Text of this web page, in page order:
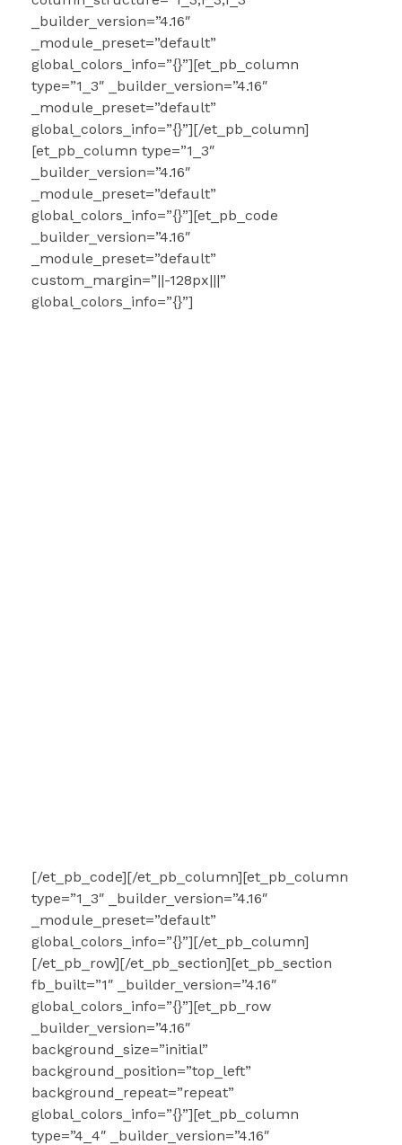
_builder_version=”4.16″
_module_preset=”default”
global_colors_info=”{}”][et_pb_column
type=”1_3″ _builder_version=”4.16″
_module_preset=”default”
global_colors_info=”{}”][/et_pb_column]
[et_pb_column type=”1_3″
_builder_version=”4.16″
_module_preset=”default”
global_colors_info=”{}”][et_pb_code
_builder_version=”4.16″
_module_preset=”default”
custom_margin=”||-128px|||”
global_colors_info=”{}”]
[/et_pb_code][/et_pb_column][et_pb_column
type=”1_3″ _builder_version=”4.16″
_module_preset=”default”
global_colors_info=”{}”][/et_pb_column]
[/et_pb_row][/et_pb_section][et_pb_section
fb_built=”1″ _builder_version=”4.16″
global_colors_info=”{}”][et_pb_row
_builder_version=”4.16″
background_size=”initial”
background_position=”top_left”
background_repeat=”repeat”
global_colors_info=”{}”][et_pb_column
type=”4_4″ _builder_version=”4.16″